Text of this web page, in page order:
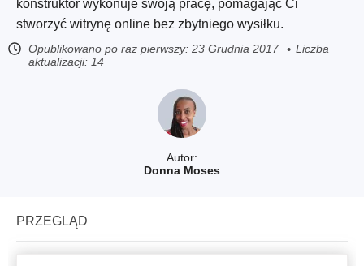
Autor:
Donna Moses
konstruktor wykonuje swoją pracę, pomagając Ci
stworzyć witrynę online bez zbytniego wysiłku.
Opublikowano po raz pierwszy: 23 Grudnia 2017
Liczba
aktualizacji: 14
PRZEGLĄD